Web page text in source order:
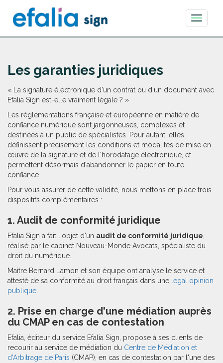
Toggle
Les garanties juridiques
« La signature électronique d'un contrat ou d'un document avec
Efalia Sign est-elle vraiment légale ? »
Les réglementations française et européenne en matière de
confiance numérique sont jargonneuses, complexes et
destinées à un public de spécialistes. Pour autant, elles
définissent précisément les conditions et modalités de mise en
œuvre de la signature et de l'horodatage électronique, et
permettent désormais d'abandonner le papier en toute
confiance.
Pour vous assurer de cette validité, nous mettons en place trois
dispositifs complémentaires :
1. Audit de conformité juridique
Efalia Sign a fait l'objet d'un audit de conformité juridique
réalisé par le cabinet Nouveau-Monde Avocats, spécialiste du
droit du numérique.
Maître Bernard Lamon et son équipe ont analysé le service et
attesté de sa conformité au droit français dans une legal opinion
publique
2. Prise en charge d'une médiation auprès
du CMAP en cas de contestation
Efalia, éditeur du service Efalia Sign, propose à ses clients de
recourir au service de médiation du Centre de Médiation et
d'Arbitrage de Paris (CMAP), en cas de contestation par l'une des